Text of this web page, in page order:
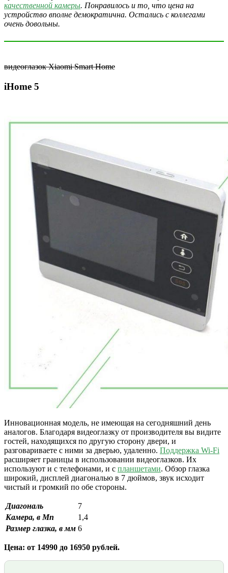
качественной камеры. Понравилось и то, что цена на
устройство вполне демократична. Остались с коллегами
очень довольны.
видеоглазок Xiaomi Smart Home
iHome 5
Инновационная модель, не имеющая на сегодняшний день
аналогов. Благодаря видеоглазку от производителя вы видите
гостей, находящихся по другую сторону двери, и
разговариваете с ними за дверью, удаленно. Поддержка Wi-Fi
расширяет границы в использовании видеоглазков. Их
используют и с телефонами, и с планшетами. Обзор глазка
широкий, дисплей диагональю в 7 дюймов, звук исходит
чистый и громкий по обе стороны.
Диагональ
7
Камера, в Мп
1,4
Размер глазка, в мм 6
Цена: от 14990 до 16950 рублей.